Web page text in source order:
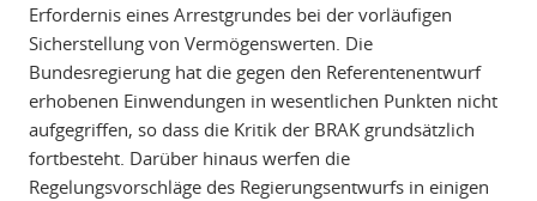
Erfordernis eines Arrestgrundes bei der vorläufigen
Sicherstellung von Vermögenswerten. Die
Bundesregierung hat die gegen den Referentenentwurf
erhobenen Einwendungen in wesentlichen Punkten nicht
aufgegriffen, so dass die Kritik der BRAK grundsätzlich
fortbesteht. Darüber hinaus werfen die
Regelungsvorschläge des Regierungsentwurfs in einigen